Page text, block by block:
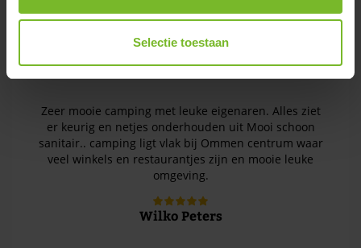
Selectie toestaan
Zeer mooie camping met leuke eigenaren. Alles ziet
er keurig en netjes onderhouden uit Mooi schoon
sanitair.. camping ligt vlak bij Ommen centrum waar
veel winkels en restaurantjes zijn en mooie leuke
omgeving.
Wilko Peters